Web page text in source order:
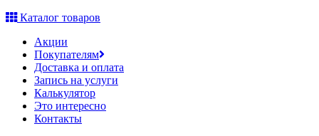
Каталог товаров
Акции
Покупателям
Доставка и оплата
Запись на услуги
Калькулятор
Это интересно
Контакты